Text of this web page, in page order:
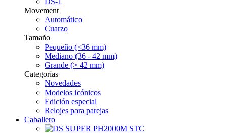
Movement
Automático
Cuarzo
Tamaño
Pequeño (<36 mm)
Mediano (36 - 42 mm)
Grande (> 42 mm)
Categorías
Novedades
Modelos icónicos
Edición especial
Relojes para parejas
Caballero